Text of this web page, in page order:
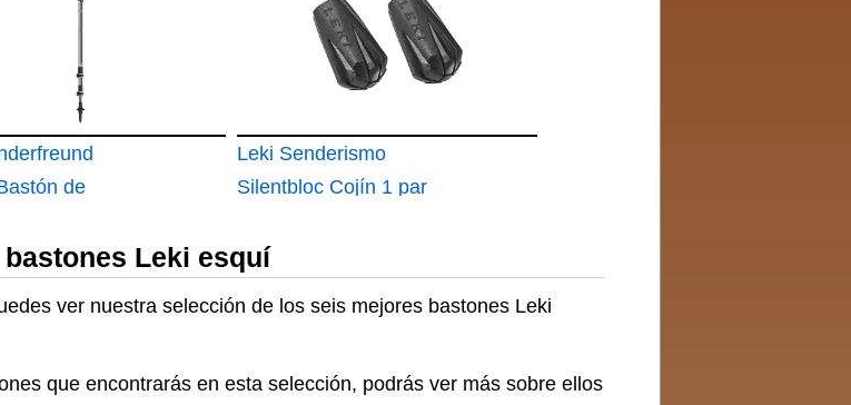
de
Leki Senderismo
Silentbloc Cojín 1 par
Senderismo
Leki esquí
ver nuestra selección de los seis mejores bastones Leki
que encontrarás en esta selección, podrás ver más sobre ellos